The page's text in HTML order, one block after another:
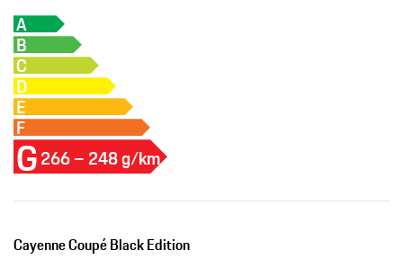
A
B
C
D
E
F
G266 – 248 g/km
Cayenne Coupé Black Edition